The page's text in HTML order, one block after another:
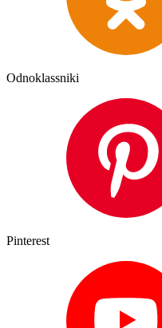
Odnoklassniki
Pinterest